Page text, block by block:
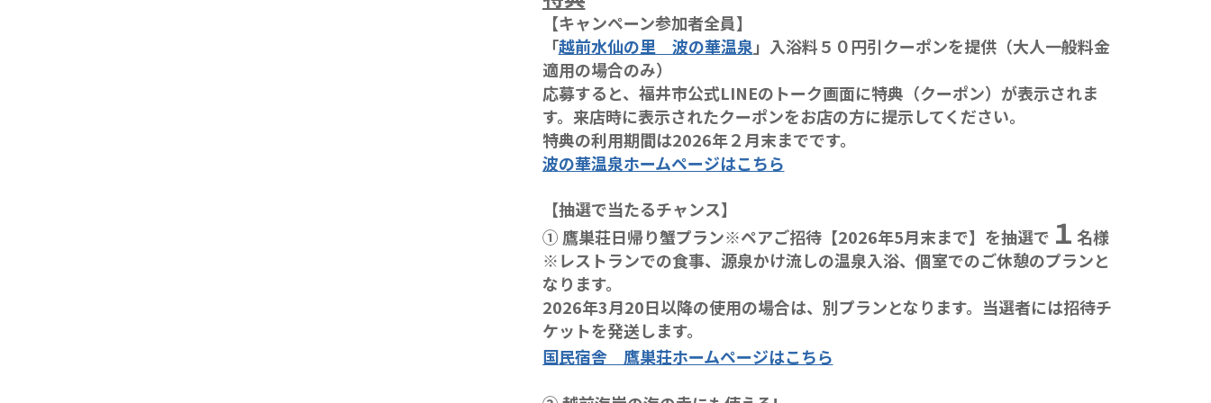
【キャンペーン参加者全員】
「越前水仙の里 波の華温泉 」入浴料５０円引クーポンを提供（大人一般料金
適用の場合のみ）
応募すると、福井市公式LINEのトーク画面に特典（クーポン）が表示されま
す。来店時に表示されたクーポンをお店の方に提示してください。
特典の利用期間は2026年２月末までです。
波の華温泉ホームページはこちら
【抽選で当たるチャンス】
① 鷹巣荘日帰り蟹プラン※ペアご招待【2026年5月末まで】を抽選で １ 名様
※レストランでの食事、源泉かけ流しの温泉入浴、個室でのご休憩のプランと
なります。
2026年3月20日以降の使用の場合は、別プランとなります。当選者には招待チ
ケットを発送します。
国民宿舎 鷹巣荘ホームページはこちら